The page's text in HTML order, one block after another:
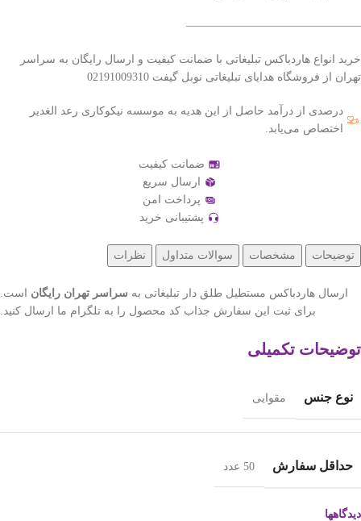
———————————————–
خرید انواع هاردباکس تبلیغاتی با ضمانت کیفیت و ارسال رایگان به سراسر
تهران از فروشگاه هدایای تبلیغاتی نوبل گیفت 02191009310
درصدی از درآمد حاصل از این هدیه به موسسه نیکوکاری رعد الغدیر
اختصاص می‌یابد.
ضمانت کیفیت
ارسال سریع
پرداخت امن
پشتیبانی خرید
توضیحات مشخصات سوالات متداول نظرات
ارسال هاردباکس مستطیل طلق دار تبلیغاتی به سراسر تهران رایگان است.
برای ثبت این سفارش جذاب کد محصول را به تلگرام ما ارسال کنید.
توضیحات تکمیلی
نوع جنس مقوایی
حداقل سفارش 50 عدد
دیدگاهها